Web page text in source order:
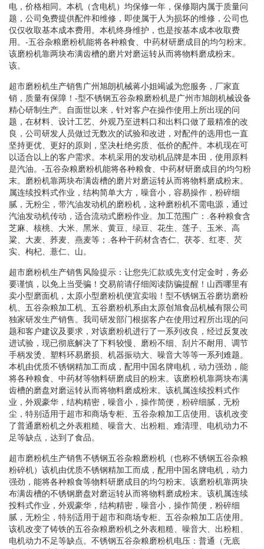
电，价格相同。本机（含电机）均保修一年，保修期内属于质量问
题，公司免费提供配件和维修，即使属于人为损坏的维修，公司也
仅仅收取基本成本费用。本机终身维护，也是按基本成本收取费
用。-五谷杂粮磨粉机能将各种粮食、中药材研磨成目的均匀粉末。
该磨粉机靠两块布满齿槽的磨片对磨运转从而将物料磨成粉末。
该。
超市磨粉机生产销售广州旭朗机械蒋小姐竭诚为您服务，厂家直
销，质量有保障！-型不锈钢五谷杂粮磨粉机是广州市旭朗机械设备
精心研制生产。自面世以来，针对客户在操作使用上所出现的问
题，在材料、设计工艺、外观乃至进料口和出料口做了最精准的改
良，公司研发人员做过无数次的试验和改进，对配件的选用也一直
坚持更优、更好的原则，坚决杜绝劣质、低价的配件。本机现在可
以适合以上的客户需求。本机采用的发动机品牌是本田，使用原料
是汽油。-五谷杂粮磨粉机能将各种粮食、中药材研磨成目的均匀粉
末。磨粉机靠两块布满齿槽的磨片对磨运转从而将物料磨成粉末。
属连续投料式作业，结构简单大方，噪音小，容易操作，粉碎细
腻，无粉尘，带汽油发动机的磨粉机，这种磨粉机不需电源，通过
汽油发动机传动，适合流动式磨粉作业。加工范围广：.各种粮食含
芝麻、核桃、大米、黑米、黄豆、绿豆、花生、莲子、玉米、高
粱、大麦、荞麦、燕麦等；.各种干药材含杏仁、茯苓、红枣、芡
实、枸杞、薏仁、山。
超市磨粉机生产销售风险提示：让您先汇款或先支付定金时，务必
要谨慎，以免上当受骗！交易前请仔细阅读防骗提醒！山西哪里有
卖小型磨面机，太原小型磨粉机便宜卖啦！型不锈钢五谷磨坊磨粉
机、五谷杂粮加工机、五谷磨粉机系由太原创旭食品机械有限公司
独家研发生产销售。我司研发部门根据客户在使用过程所出现的问
题和客户建议及要求，对该磨粉机进行了一系列改良，经过反复改
进试验，现已彻底解决了下料较慢、磨粉不细、刮片不耐用、调节
手柄发烫、塑料环易磨损、机器振动大、噪音大等等一系列难题。
本机由优质不锈钢精加工而成，配用中国名牌电机，动力强劲，能
将各种粮食、中药材等物料研磨成目的粉末。该磨粉机靠两块布满
齿槽的磨盘对磨运转从而将物料磨成粉末。该机属连续投料式作
业，外观豪华，结构精密，噪音小，操作简便，粉碎细腻，无粉
尘，特别适用于超市和商场专柜、五谷杂粮加工店使用。该机改变
了普通磨粉机之外表粗糙、噪音大、出粉粗、难清理、电机动力不
足等缺点，达到了食品。
超市磨粉机生产销售不锈钢五谷杂粮磨粉机（也称不锈钢五谷杂粮
粉碎机）该机由优质不锈钢精加工而成，配用中国名牌电机，动力
强劲，能将各种粮食等物料研磨成目的均匀粉末。该磨粉机靠两块
布满齿槽的不锈钢磨盘对磨运转从而将物料磨成粉末。该机属连续
投料式作业，外观豪华，结构精密，噪音小，操作简便，粉碎细
腻，无粉尘，特别适用于超市和商场专柜、五谷杂粮加工店使用。
该机改变了铸铁的五谷杂粮磨粉机之外表粗糙、噪音大、出粉粗、
电机动力不足等缺点。不锈钢五谷杂粮磨粉机电压：普通（无底